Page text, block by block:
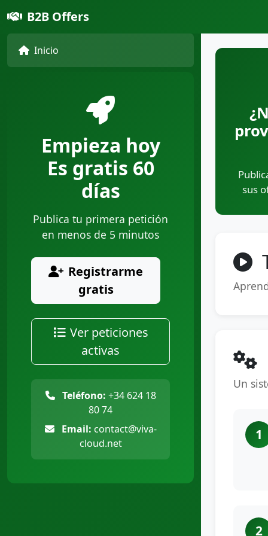
B2B Offers
Inicio
Empieza hoy
Es gratis 60
días
Publica tu primera petición
en menos de 5 minutos
Registrarme
gratis
Ver peticiones
activas
Teléfono: +34 624 18
80 74
Email: contact@viva-
cloud.net
sus
Un
1
2